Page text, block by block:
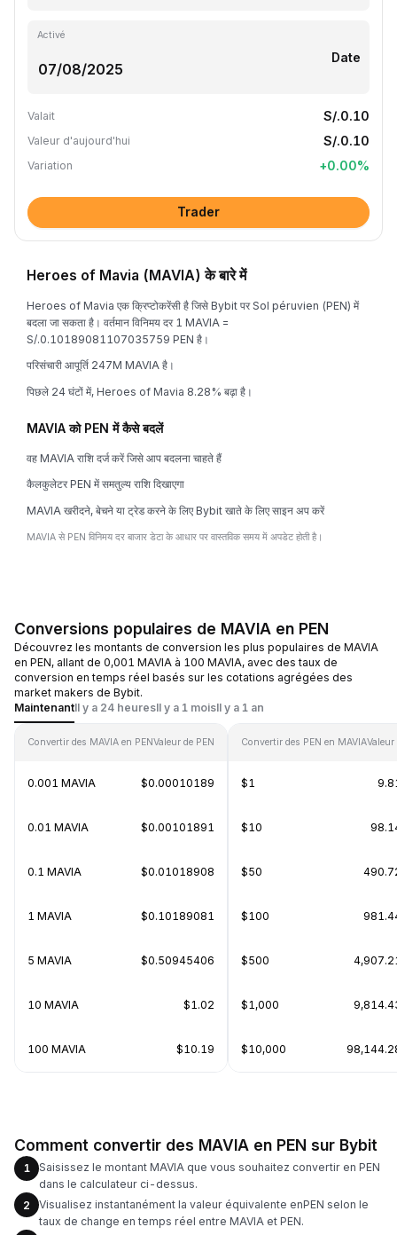
Activé
Date
Valait S/.0.10
Valeur d'aujourd'hui S/.0.10
Variation +0.00%
Trader
Heroes of Mavia (MAVIA) के बारे में
Heroes of Mavia एक क्रिप्टोकरेंसी है जिसे Bybit पर Sol péruvien (PEN) में
बदला जा सकता है। वर्तमान विनिमय दर 1 MAVIA =
S/.0.10189081107035759 PEN है।
परिसंचारी आपूर्ति 247M MAVIA है।
पिछले 24 घंटों में, Heroes of Mavia 8.28% बढ़ा है।
MAVIA को PEN में कैसे बदलें
वह MAVIA राशि दर्ज करें जिसे आप बदलना चाहते हैं
कैलकुलेटर PEN में समतुल्य राशि दिखाएगा
MAVIA खरीदने, बेचने या ट्रेड करने के लिए Bybit खाते के लिए साइन अप करें
MAVIA से PEN विनिमय दर बाजार डेटा के आधार पर वास्तविक समय में अपडेट होती है।
Conversions populaires de MAVIA en PEN
Découvrez les montants de conversion les plus populaires de MAVIA
en PEN, allant de 0,001 MAVIA à 100 MAVIA, avec des taux de
conversion en temps réel basés sur les cotations agrégées des
market makers de Bybit.
MaintenantIl y a 24 heuresIl y a 1 moisIl y a 1 an
Convertir des MAVIA en PENValeur de PEN
0.001 MAVIA $0.00010189
0.01 MAVIA $0.00101891
0.1 MAVIA $0.01018908
1 MAVIA $0.10189081
5 MAVIA $0.50945406
10 MAVIA $1.02
100 MAVIA $10.19
Convertir des PEN en MAVIAValeur
$1
$10
$50
$100
$500
$1,000
$10,000
Comment convertir des MAVIA en PEN sur Bybit
1
Saisissez le montant MAVIA que vous souhaitez convertir en PEN
dans le calculateur ci-dessus.
2
Visualisez instantanément la valeur équivalente enPEN selon le
taux de change en temps réel entre MAVIA et PEN.